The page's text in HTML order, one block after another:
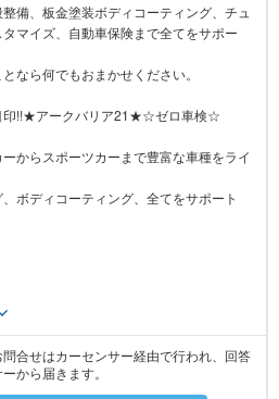
備、板金塗装ボディコーティング、チュ
マイズ、自動車保険まで全てをサポー
なら何でもおまかせください。
印!!★アークバリア21★☆ゼロ車検☆
からスポーツカーまで豊富な車種をライ
ボディコーティング、全てをサポート
問合せはカーセンサー経由で行われ、回答
から届きます。